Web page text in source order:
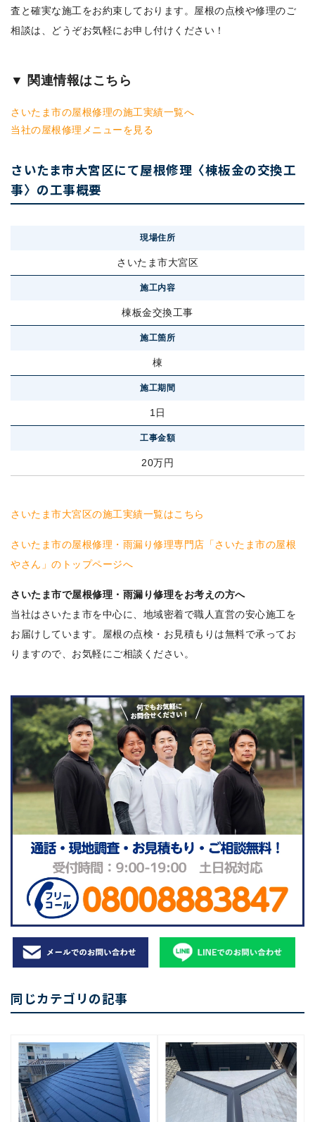
査と確実な施工をお約束しております。屋根の点検や修理のご
相談は、どうぞお気軽にお申し付けください！
▼ 関連情報はこちら
さいたま市の屋根修理の施工実績一覧へ
当社の屋根修理メニューを見る
さいたま市大宮区にて屋根修理〈棟板金の交換工
事〉の工事概要
現場住所
さいたま市大宮区
施工内容
棟板金交換工事
施工箇所
棟
施工期間
1日
工事金額
20万円
さいたま市大宮区の施工実績一覧はこちら
さいたま市の屋根修理・雨漏り修理専門店「さいたま市の屋根
やさん」のトップページへ
さいたま市で屋根修理・雨漏り修理をお考えの方へ
当社はさいたま市を中心に、地域密着で職人直営の安心施工を
お届けしています。屋根の点検・お見積もりは無料で承ってお
りますので、お気軽にご相談ください。
同じカテゴリの記事